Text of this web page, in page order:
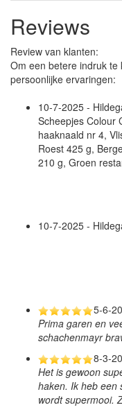
Reviews
Review van klanten:
Om een betere indruk
persoonlijke ervaringen:
10-7-2025 -
Scheepjes Colour
haaknaald nr 4,
Roest 425 g,
210 g, Groen
10-7-2025 -
5-6-
Prima garen en
schachenmayr
8-3-
Het is gewoon
haken. Ik heb een
wordt supermooi.